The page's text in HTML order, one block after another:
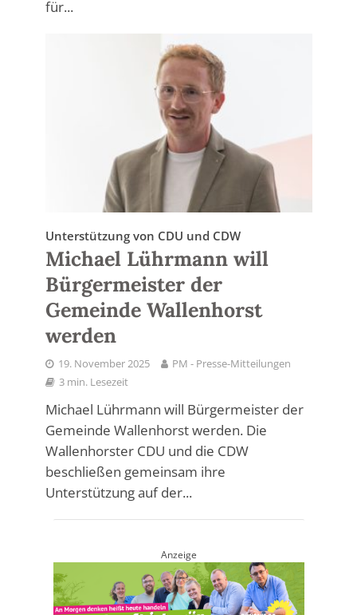
für...
Unterstützung von CDU und CDW
Michael Lührmann will
Bürgermeister der
Gemeinde Wallenhorst
werden
19. November 2025
PM - Presse-Mitteilungen
3 min. Lesezeit
Michael Lührmann will Bürgermeister der
Gemeinde Wallenhorst werden. Die
Wallenhorster CDU und die CDW
beschließen gemeinsam ihre
Unterstützung auf der...
Anzeige